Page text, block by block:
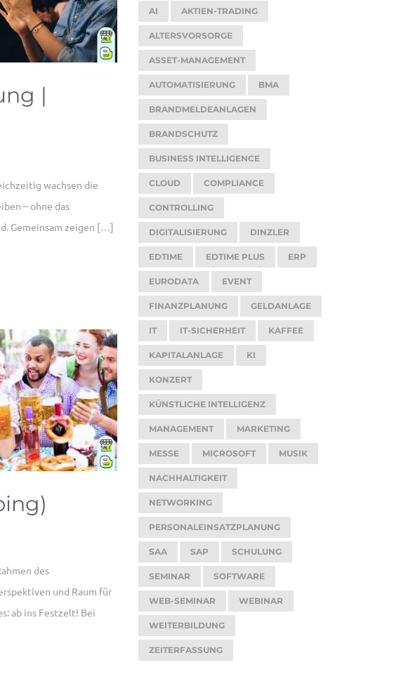
|
wachsen die
– ohne das
Gemeinsam zeigen […]
des
und Raum für
ab ins Festzelt! Bei
AI AKTIEN-TRADING
ALTERSVORSORGE
ASSET-MANAGEMENT
AUTOMATISIERUNG BMA
BRANDMELDEANLAGEN
BRANDSCHUTZ
BUSINESS INTELLIGENCE
CLOUD COMPLIANCE
CONTROLLING
DIGITALISIERUNG DINZLER
EDTIME EDTIME PLUS ERP
EURODATA EVENT
FINANZPLANUNG GELDANLAGE
IT IT-SICHERHEIT KAFFEE
KAPITALANLAGE KI
KONZERT
KÜNSTLICHE INTELLIGENZ
MANAGEMENT MARKETING
MESSE MICROSOFT MUSIK
NACHHALTIGKEIT
NETWORKING
PERSONALEINSATZPLANUNG
SAA SAP SCHULUNG
SEMINAR SOFTWARE
WEB-SEMINAR WEBINAR
WEITERBILDUNG
ZEITERFASSUNG